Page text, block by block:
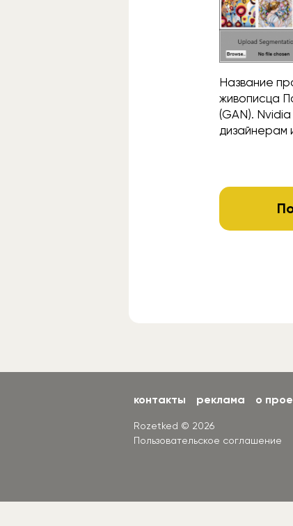
Название
живописца
(GAN).
дизайнерам
контакты реклама о
Rozetked © 2026
Пользовательское соглашение